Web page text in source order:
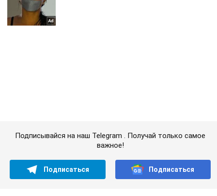
Важное